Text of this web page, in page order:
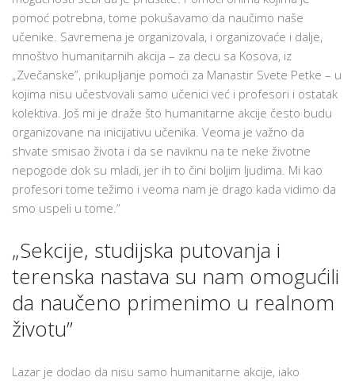
pomoć potrebna, tome pokušavamo da naučimo naše
učenike. Savremena je organizovala, i organizovaće i dalje,
mnoštvo humanitarnih akcija – za decu sa Kosova, iz
„Zvečanske”, prikupljanje pomoći za Manastir Svete Petke – u
kojima nisu učestvovali samo učenici već i profesori i ostatak
kolektiva. Još mi je draže što humanitarne akcije često budu
organizovane na inicijativu učenika. Veoma je važno da
shvate smisao života i da se naviknu na te neke životne
nepogode dok su mladi, jer ih to čini boljim ljudima. Mi kao
profesori tome težimo i veoma nam je drago kada vidimo da
smo uspeli u tome.”
„Sekcije, studijska putovanja i
terenska nastava su nam omogućili
da naučeno primenimo u realnom
životu”
Lazar je dodao da nisu samo humanitarne akcije, iako